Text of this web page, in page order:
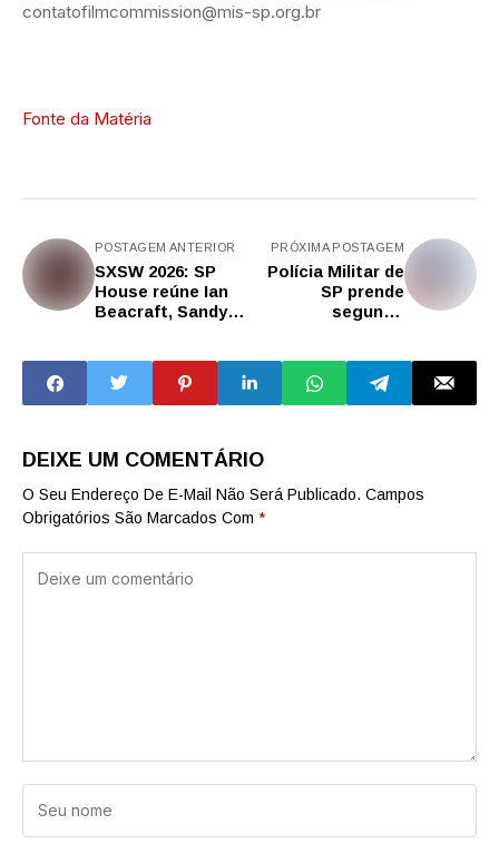
contatofilmcommission@mis-sp.org.br
Fonte da Matéria
POSTAGEM ANTERIOR
SXSW 2026: SP
House reúne Ian
Beacraft, Sandy
Redding em
encontro sobre
tecnologia e
PRÓXIMA POSTAGEM
Polícia Militar de
SP prende
segundo
aquática em São
Vicente
DEIXE UM COMENTÁRIO
O Seu Endereço De E-Mail Não Será Publicado. Campos
Obrigatórios São Marcados Com *